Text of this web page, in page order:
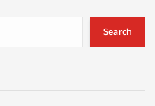
Search